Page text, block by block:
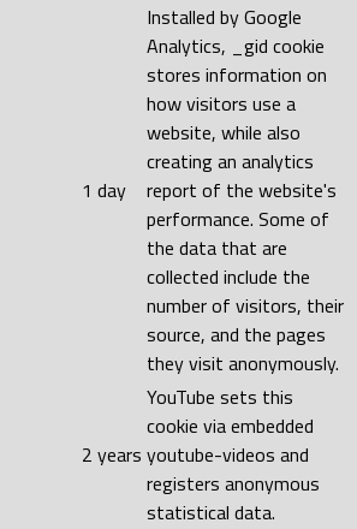
1 day
Installed by Google
Analytics, _gid cookie
stores information on
how visitors use a
website, while also
creating an analytics
report of the website's
performance. Some of
the data that are
collected include the
number of visitors, their
source, and the pages
they visit anonymously.
2 years
YouTube sets this
cookie via embedded
youtube-videos and
registers anonymous
statistical data.